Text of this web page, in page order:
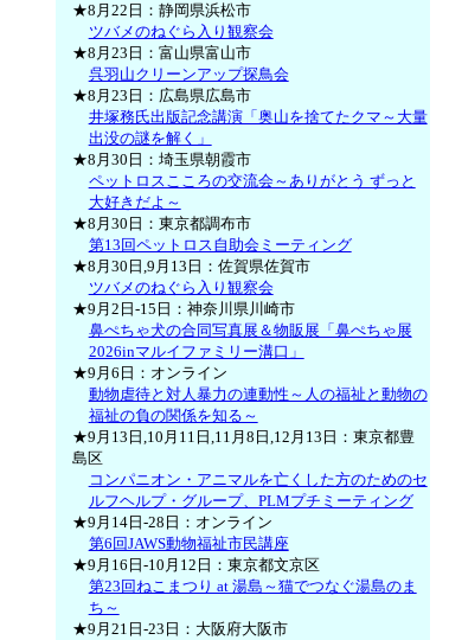
★8月22日：静岡県浜松市
ツバメのねぐら入り観察会
★8月23日：富山県富山市
呉羽山クリーンアップ探鳥会
★8月23日：広島県広島市
井塚務氏出版記念講演「奥山を捨てたクマ～大量
出没の謎を解く」
★8月30日：埼玉県朝霞市
ペットロスこころの交流会～ありがとう ずっと
大好きだよ～
★8月30日：東京都調布市
第13回ペットロス自助会ミーティング
★8月30日,9月13日：佐賀県佐賀市
ツバメのねぐら入り観察会
★9月2日-15日：神奈川県川崎市
鼻ぺちゃ犬の合同写真展＆物販展「鼻ぺちゃ展
2026inマルイファミリー溝口」
★9月6日：オンライン
動物虐待と対人暴力の連動性～人の福祉と動物の
福祉の負の関係を知る～
★9月13日,10月11日,11月8日,12月13日：東京都豊
島区
コンパニオン・アニマルを亡くした方のためのセ
ルフヘルプ・グループ、PLMプチミーティング
★9月14日-28日：オンライン
第6回JAWS動物福祉市民講座
★9月16日-10月12日：東京都文京区
第23回ねこまつり at 湯島～猫でつなぐ湯島のま
ち～
★9月21日-23日：大阪府大阪市